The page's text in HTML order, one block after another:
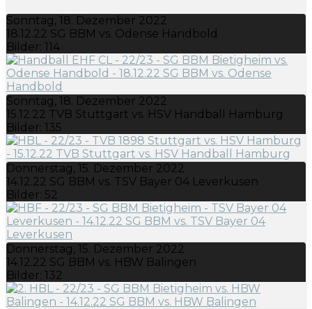
Sonntag, 18. Dezember 2022
18.12.22 SG BBM vs. Odense Handbold
Bilder: 114
Sonntag, 18. Dezember 2022
15.12.22 TVB Stuttgart vs. HSV Handball Hamburg
Bilder: 135
Donnerstag, 15. Dezember 2022
14.12.22 SG BBM vs. TSV Bayer 04 Leverkusen
Bilder: 52
Donnerstag, 15. Dezember 2022
14.12.22 SG BBM vs. HBW Balingen
Bilder: 132